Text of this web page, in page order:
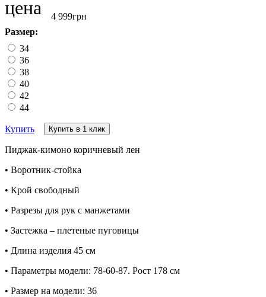
цена 4 999грн
Размер:
34
36
38
40
42
44
Купить Купить в 1 клик
Пиджак-кимоно коричневый лен
• Воротник-стойка
• Крой свободный
• Разрезы для рук с манжетами
• Застежка – плетеные пуговицы
• Длина изделия 45 см
• Параметры модели: 78-60-87. Рост 178 см
• Размер на модели: 36